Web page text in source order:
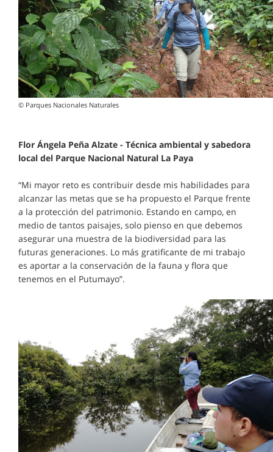
© Parques Nacionales Naturales
Flor Ángela Peña Alzate - Técnica ambiental y sabedora
local del Parque Nacional Natural La Paya
“Mi mayor reto es contribuir desde mis habilidades para
alcanzar las metas que se ha propuesto el Parque frente
a la protección del patrimonio. Estando en campo, en
medio de tantos paisajes, solo pienso en que debemos
asegurar una muestra de la biodiversidad para las
futuras generaciones. Lo más gratificante de mi trabajo
es aportar a la conservación de la fauna y flora que
tenemos en el Putumayo”.